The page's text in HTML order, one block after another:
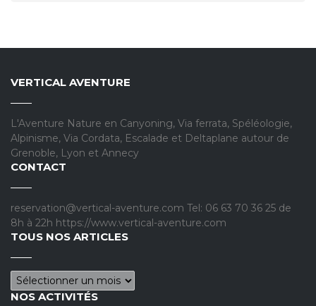
VERTICAL AVENTURE
L'Aventure Nature en Canyoning, Via ferrata, Spéléologie,
Alpinisme, Via Cordata, Escalade et Deltaplane autour de
Grenoble, Lyon et Annecy
CONTACT
reservation@vertical-aventure.com Tel: 06 63 70 36 25 de
8h à 22h https://www.vertical-aventure.com
TOUS NOS ARTICLES
Tous nos articles
NOS ACTIVITÉS